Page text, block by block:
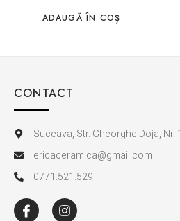
ADAUGĂ ÎN COȘ
CONTACT
Suceava, Str. Gheorghe Doja, Nr.
ericaceramica@gmail.com
0771.521.529